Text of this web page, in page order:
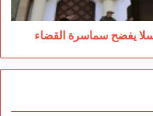
يفضح سماسرة القضاء